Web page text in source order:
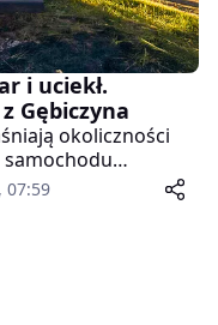
i uciekł.
Gębiczyna
okoliczności
samochodu
ochronne,
- po wszystkim
07:59